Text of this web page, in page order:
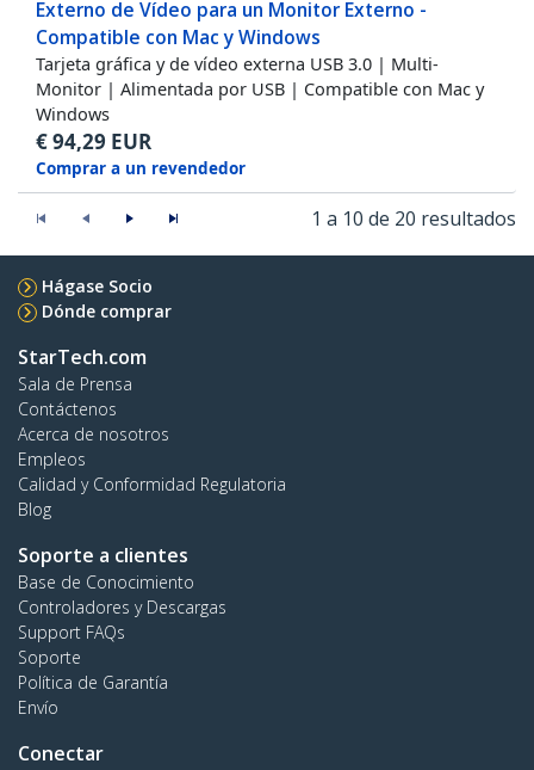
Externo de Vídeo para un Monitor Externo -
Compatible con Mac y Windows
Tarjeta gráfica y de vídeo externa USB 3.0 | Multi-
Monitor | Alimentada por USB | Compatible con Mac y
Windows
€94,29 EUR
Comprar a un revendedor
1 a 10 de 20 resultados
Hágase Socio
Dónde comprar
StarTech.com
Sala de Prensa
Contáctenos
Acerca de nosotros
Empleos
Calidad y Conformidad Regulatoria
Blog
Soporte a clientes
Base de Conocimiento
Controladores y Descargas
Support FAQs
Soporte
Política de Garantía
Envío
Conectar